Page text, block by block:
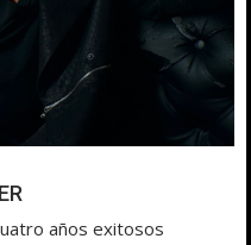
años exitosos